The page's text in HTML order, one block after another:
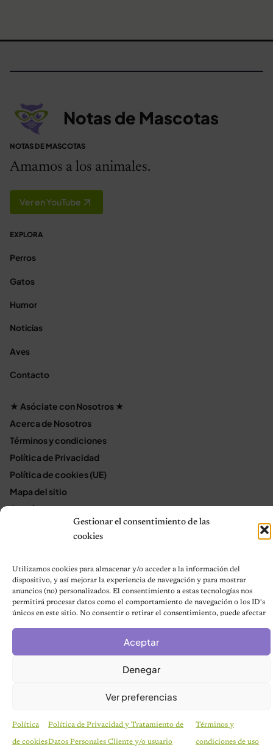
Gestionar el consentimiento de las
cookies
Utilizamos cookies para almacenar y/o acceder a la información del
dispositivo, y así mejorar la experiencia de navegación y para mostrar
anuncios (no) personalizados. El consentimiento a estas tecnologías nos
permitirá procesar datos como el comportamiento de navegación o los ID's
únicos en este sitio. No consentir o retirar el consentimiento, puede afectar
Aceptar
Denegar
Ver preferencias
Política
de cookies
Política de Privacidad y Tratamiento de
Datos Personales Cliente y/o usuario
Términos y
condiciones de uso
CURIOSIDADES
Notas de Mascotas
NOTAS DE MASCOTAS
Amamos a los animales.
Ver en YouTube
EXPLORA
Perros
Gatos
Humor
Noticias
Aves
Contacto
★ Asóciate con Nosotros ★
Acerca de Nosotros
Términos y condiciones
Política de Privacidad
Política de cookies (UE)
Mapa del sitio
Contáctanos
Terms and Conditions
© 2026 Notas de Mascotas
Política de privacidad